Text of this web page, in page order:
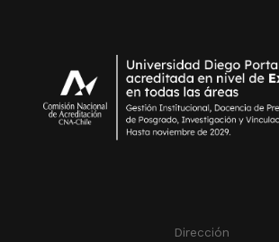
Dirección